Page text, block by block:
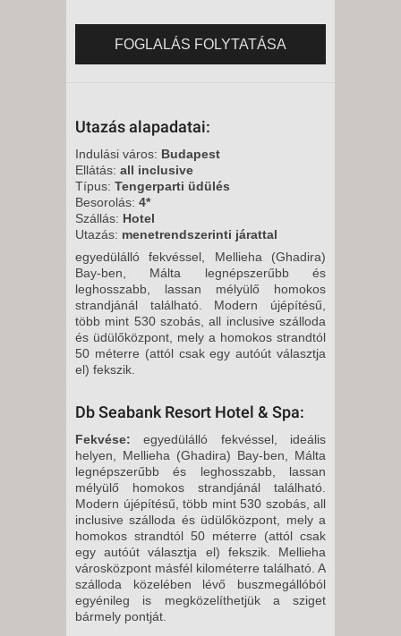
2026. AUGUSZTUS 30.,
VASÁRNAP -
13 NAP / 12 ÉJSZAKA
2026. SZEPTEMBER 04.,
PÉNTEK -
8 NAP / 7 ÉJSZAKA
2026. SZEPTEMBER 06.,
VASÁRNAP -
6 NAP / 5 ÉJSZAKA
2026. SZEPTEMBER 06.,
VASÁRNAP -
13 NAP / 12 ÉJSZAKA
PÉNTEK -
8 NAP / 7 ÉJSZAKA
2026. SZEPTEMBER 13.,
VASÁRNAP -
13 NAP / 12 ÉJSZAKA
2026. SZEPTEMBER 13.,
VASÁRNAP -
6 NAP / 5 ÉJSZAKA
2026. SZEPTEMBER 18.,
PÉNTEK -
FOGLALÁS FOLYTATÁSA
Utazás alapadatai:
Indulási város: Budapest
Ellátás: all inclusive
Típus: Tengerparti üdülés
Besorolás: 4*
Szállás: Hotel
Utazás: menetrendszerinti járattal
egyedülálló fekvéssel, Mellieha (Ghadira)
Bay-ben, Málta legnépszerűbb és
leghosszabb, lassan mélyülő homokos
strandjánál található. Modern újépítésű,
több mint 530 szobás, all inclusive szálloda
és üdülőközpont, mely a homokos strandtól
50 méterre (attól csak egy autóút választja
el) fekszik.
Db Seabank Resort Hotel & Spa:
Fekvése:egyedülálló fekvéssel, ideális
helyen, Mellieha (Ghadira) Bay-ben, Málta
legnépszerűbb és leghosszabb, lassan
mélyülő homokos strandjánál található.
Modern újépítésű, több mint 530 szobás, all
inclusive szálloda és üdülőközpont, mely a
homokos strandtól 50 méterre (attól csak
egy autóút választja el) fekszik. Mellieha
városközpont másfél kilométerre található. A
szálloda közelében lévő buszmegállóból
egyénileg is megközelíthetjük a sziget
bármely pontját.